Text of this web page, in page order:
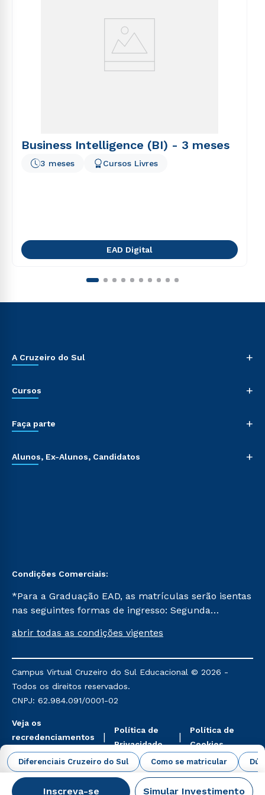
Diferenciais Cruzeiro do Sul Como se matricular
Inscreva-se Simular Investimento
Business Intelligence (BI) - 3 meses
3 meses Cursos Livres
EAD Digital
A Cruzeiro do Sul +
Cursos +
Faça parte +
Alunos, Ex-Alunos, Candidatos +
Condições Comerciais:
*Para a Graduação EAD, as matrículas serão isentas
nas seguintes formas de ingresso: Segunda
Já para as demais, a taxa de matrícula será de R$
mencionadas são referentes aos cursos: Ensino
Religioso, Geografia para a Docência e Metodologia
do Ensino de História: Questões Atuais.
abrir todas as condições vigentes
Campus Virtual Cruzeiro do Sul Educacional © 2026 -
Todos os direitos reservados.
CNPJ: 62.984.091/0001-02
Veja os
recredenciamentos
aqui
Política de
Privacidade
Política de
Cookies